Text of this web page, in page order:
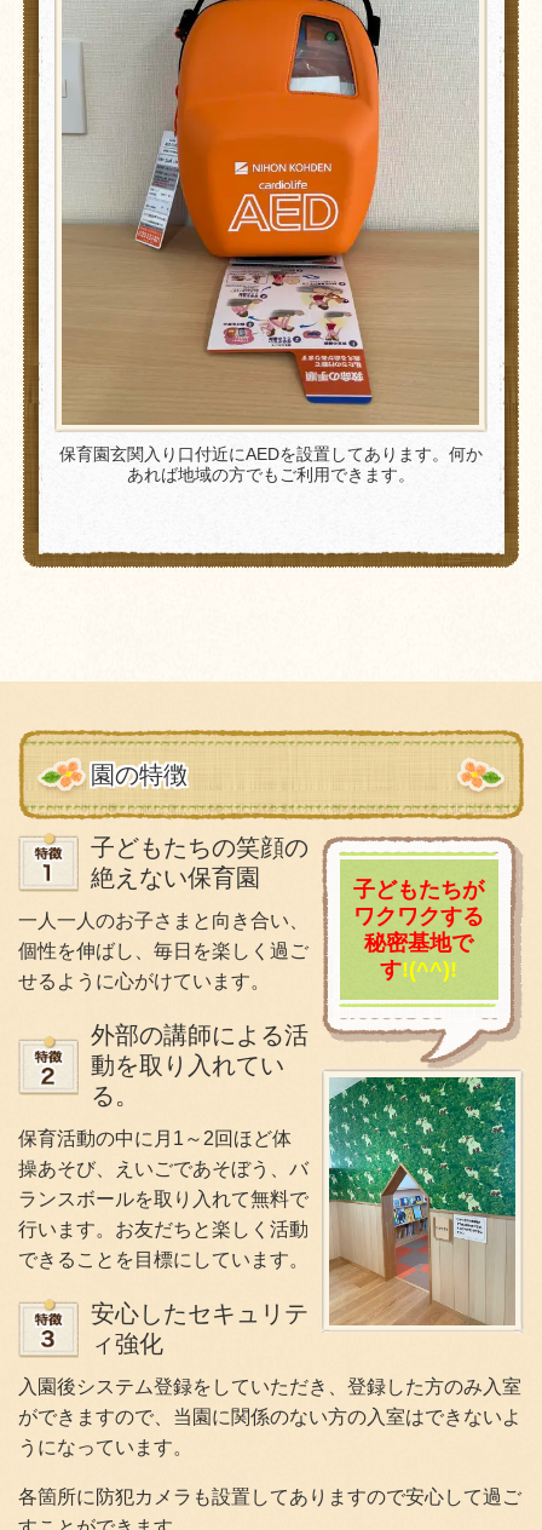
保育園玄関入り口付近にAEDを設置してあります。何か
あれば地域の方でもご利用できます。
園の特徴
子どもたちが
ワクワクする
秘密基地で
す!(^^)!
子どもたちの笑顔の
絶えない保育園
一人一人のお子さまと向き合い、
個性を伸ばし、毎日を楽しく過ご
せるように心がけています。
外部の講師による活
動を取り入れてい
る。
保育活動の中に月1～2回ほど体
操あそび、えいごであそぼう、バ
ランスボールを取り入れて無料で
行います。お友だちと楽しく活動
できることを目標にしています。
安心したセキュリテ
ィ強化
入園後システム登録をしていただき、登録した方のみ入室
ができますので、当園に関係のない方の入室はできないよ
うになっています。
各箇所に防犯カメラも設置してありますので安心して過ご